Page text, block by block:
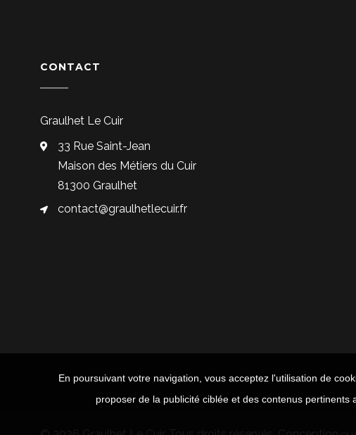
CONTACT
Graulhet Le Cuir
33 Rue Saint-Jean
Maison des Métiers du Cuir
81300 Graulhet
contact@graulhetlecuir.fr
En poursuivant votre navigation, vous acceptez l'utilisation de
proposer de la publicité ciblée et des contenus